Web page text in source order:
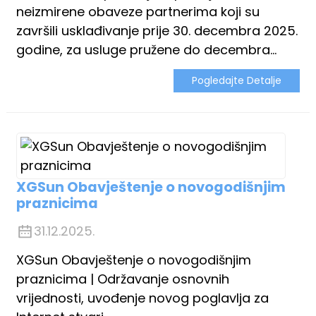
neizmirene obaveze partnerima koji su
završili usklađivanje prije 30. decembra 2025.
godine, za usluge pružene do decembra...
Pogledajte Detalje
XGSun Obavještenje o novogodišnjim
praznicima
31.12.2025.
XGSun Obavještenje o novogodišnjim
praznicima | Održavanje osnovnih
vrijednosti, uvođenje novog poglavlja za